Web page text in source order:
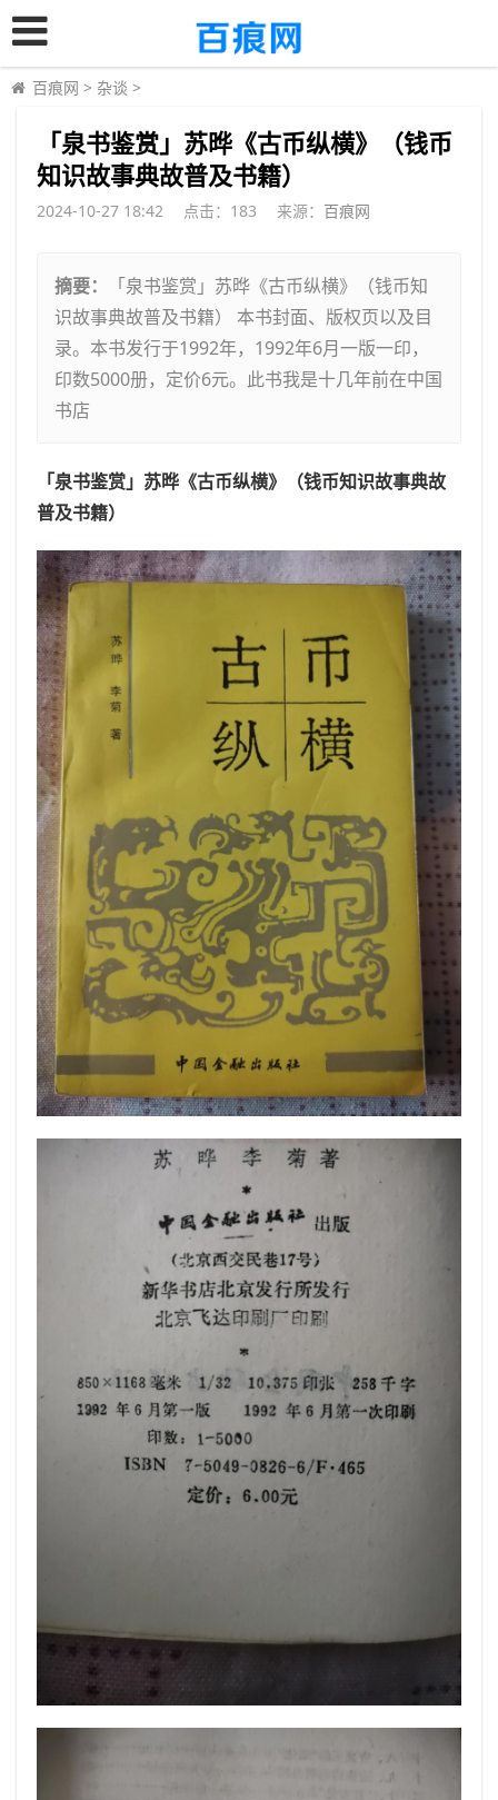
百痕网 > 杂谈 >
​「泉书鉴赏」苏晔《古币纵横》（钱币
知识故事典故普及书籍）
2024-10-27 18:42 点击： 183 来源： 百痕网
摘要：
「泉书鉴赏」苏晔《古币纵横》（钱币知
识故事典故普及书籍） 本书封面、版权页以及目
录。本书发行于1992年，1992年6月一版一印，
印数5000册，定价6元。此书我是十几年前在中国
书店
「泉书鉴赏」苏晔《古币纵横》（钱币知识故事典故
普及书籍）